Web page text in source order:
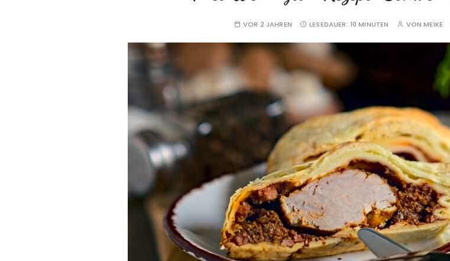
VOR 2 JAHREN LESEDAUER: 10 MINUTEN VONMEIKE